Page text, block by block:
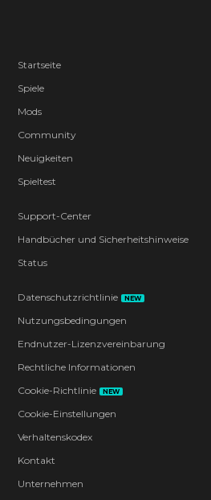
Startseite
Spiele
Mods
Community
Neuigkeiten
Spieltest
Support-Center
Handbücher und Sicherheitshinweise
Status
Datenschutzrichtlinie NEW
Nutzungsbedingungen
Endnutzer-Lizenzvereinbarung
Rechtliche Informationen
Cookie-Richtlinie
NEW
Cookie-Einstellungen
Verhaltenskodex
Kontakt
Unternehmen